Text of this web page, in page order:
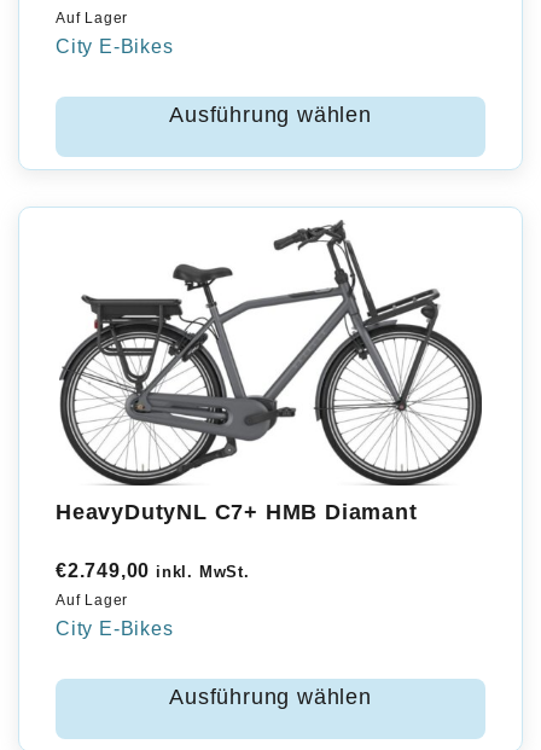
Auf Lager
City E-Bikes
Ausführung wählen
HeavyDutyNL C7+ HMB Diamant
€2.749,00 inkl. MwSt.
Auf Lager
City E-Bikes
Ausführung wählen